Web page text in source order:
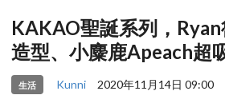
KAKAO聖誕系列，
造型、小麋鹿Apeach超
生活 Kunni 2020年11月14日 09:00